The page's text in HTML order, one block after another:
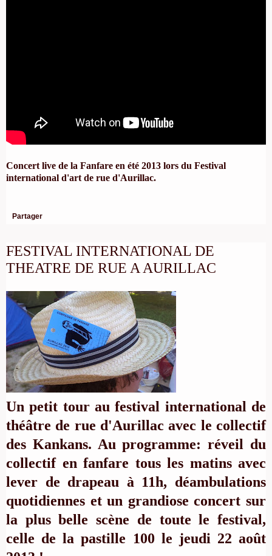
Concert live de la Fanfare en été 2013 lors du Festival
international d'art de rue d'Aurillac.
Partager
FESTIVAL INTERNATIONAL DE
THEATRE DE RUE A AURILLAC
Un petit tour au festival international de
théâtre de rue d'Aurillac avec le collectif
des Kankans. Au programme: réveil du
collectif en fanfare tous les matins avec
lever de drapeau à 11h, déambulations
quotidiennes et un grandiose concert sur
la plus belle scène de toute le festival,
celle de la pastille 100 le jeudi 22 août